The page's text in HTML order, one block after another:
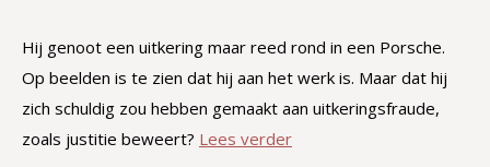
Hij genoot een uitkering maar reed rond in een Porsche.
Op beelden is te zien dat hij aan het werk is. Maar dat hij
zich schuldig zou hebben gemaakt aan uitkeringsfraude,
zoals justitie beweert? Lees verder